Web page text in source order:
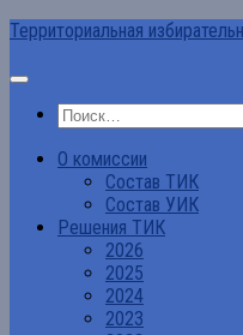
Перейти
содержимому
Территориальная
Найти:
О комиссии
Состав ТИК
Состав УИК
Решения ТИК
2026
2025
2024
2023